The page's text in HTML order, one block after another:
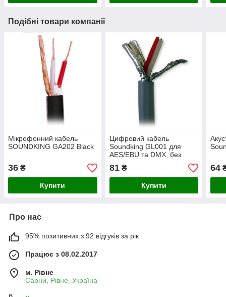
Подібні товари компанії
Мікрофонний кабель
SOUNDKING GA202 Black
36 ₴
Купити
Цифровий кабель
Soundking GL001 для
AES/EBU та DMX, без
81₴
Купити
64
Про нас
95% позитивних з 92 відгуків за рік
Працює з 08.02.2017
м. Рівне
Сарни, Рівне, Україна